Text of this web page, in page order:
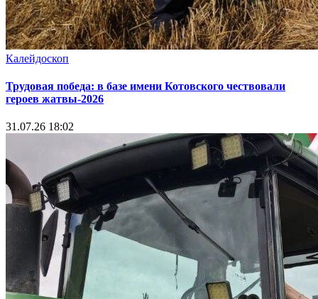
Калейдоскоп
Трудовая победа: в базе имени Котовского чествовали
героев жатвы-2026
31.07.26 18:02